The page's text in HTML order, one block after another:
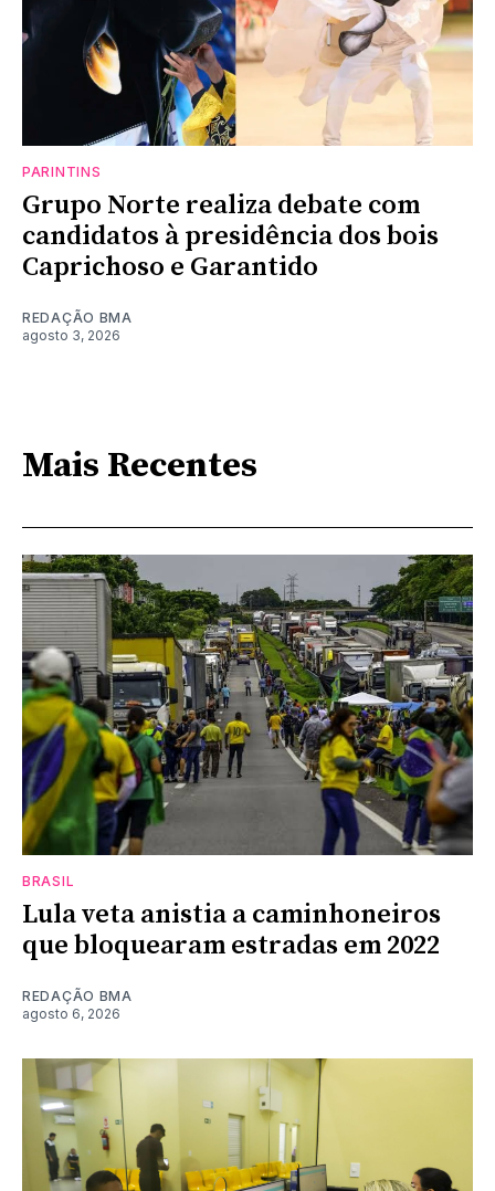
PARINTINS
Grupo Norte realiza debate com
candidatos à presidência dos bois
Caprichoso e Garantido
REDAÇÃO BMA
agosto 3, 2026
Mais Recentes
BRASIL
Lula veta anistia a caminhoneiros
que bloquearam estradas em 2022
REDAÇÃO BMA
agosto 6, 2026